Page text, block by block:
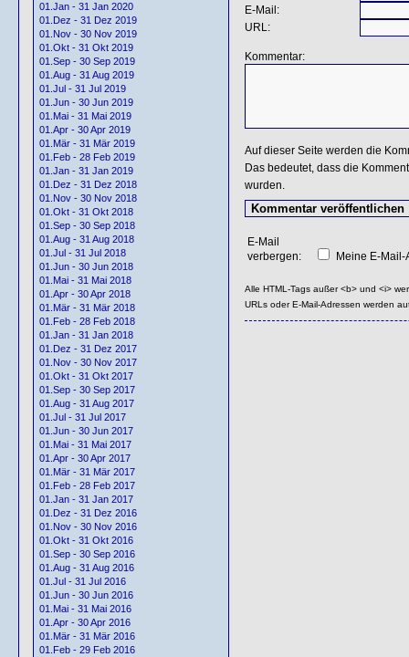
01.Jan - 31 Jan 2020
01.Dez - 31 Dez 2019
01.Nov - 30 Nov 2019
01.Okt - 31 Okt 2019
01.Sep - 30 Sep 2019
01.Aug - 31 Aug 2019
01.Jul - 31 Jul 2019
01.Jun - 30 Jun 2019
01.Mai - 31 Mai 2019
01.Apr - 30 Apr 2019
01.Mär - 31 Mär 2019
01.Feb - 28 Feb 2019
01.Jan - 31 Jan 2019
01.Dez - 31 Dez 2018
01.Nov - 30 Nov 2018
01.Okt - 31 Okt 2018
01.Sep - 30 Sep 2018
01.Aug - 31 Aug 2018
01.Jul - 31 Jul 2018
01.Jun - 30 Jun 2018
01.Mai - 31 Mai 2018
01.Apr - 30 Apr 2018
01.Mär - 31 Mär 2018
01.Feb - 28 Feb 2018
01.Jan - 31 Jan 2018
01.Dez - 31 Dez 2017
01.Nov - 30 Nov 2017
01.Okt - 31 Okt 2017
01.Sep - 30 Sep 2017
01.Aug - 31 Aug 2017
01.Jul - 31 Jul 2017
01.Jun - 30 Jun 2017
01.Mai - 31 Mai 2017
01.Apr - 30 Apr 2017
01.Mär - 31 Mär 2017
01.Feb - 28 Feb 2017
01.Jan - 31 Jan 2017
01.Dez - 31 Dez 2016
01.Nov - 30 Nov 2016
01.Okt - 31 Okt 2016
01.Sep - 30 Sep 2016
01.Aug - 31 Aug 2016
01.Jul - 31 Jul 2016
01.Jun - 30 Jun 2016
01.Mai - 31 Mai 2016
01.Apr - 30 Apr 2016
01.Mär - 31 Mär 2016
01.Feb - 29 Feb 2016
E-Mail:
URL:
Kommentar:
Auf dieser Seite werden die
Das bedeutet, dass die
wurden.
E-Mail
verbergen:
Meine E-
Alle HTML-Tags außer <b> und <i>
URLs oder E-Mail-Adressen werden